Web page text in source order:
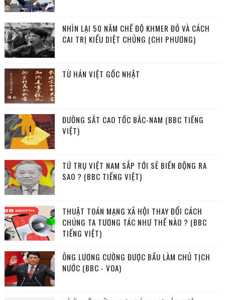
NHÌN LẠI 50 NĂM CHẾ ĐỘ KHMER ĐỎ VÀ CÁCH
CAI TRỊ KIỂU DIỆT CHỦNG (CHI PHƯƠNG)
TỪ HÁN VIỆT GỐC NHẬT
ĐƯỜNG SẮT CAO TỐC BẮC-NAM (BBC TIẾNG
VIỆT)
TỨ TRỤ VIỆT NAM SẮP TỚI SẼ BIẾN ĐỘNG RA
SAO ? (BBC TIẾNG VIỆT)
THUẬT TOÁN MẠNG XÃ HỘI THAY ĐỔI CÁCH
CHÚNG TA TƯƠNG TÁC NHƯ THẾ NÀO ? (BBC
TIẾNG VIỆT)
ÔNG LƯƠNG CƯỜNG ĐƯỢC BẦU LÀM CHỦ TỊCH
NƯỚC (BBC - VOA)